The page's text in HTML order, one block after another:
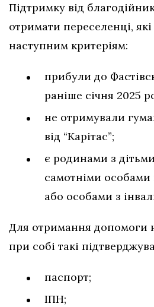
Підтримку від
отримати переселенці,
наступним критеріям:
прибули до
раніше січня 2025
не отримували
від “Карітас”;
є родинами з
самотніми особами
або особами з
Для отримання допомоги
при собі такі
паспорт;
ІПН;